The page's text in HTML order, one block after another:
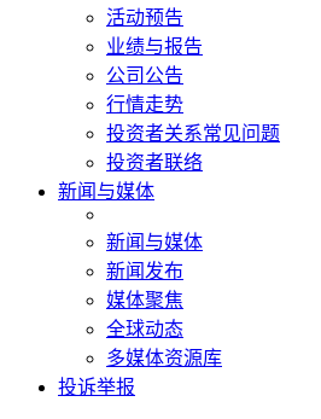
活动预告
业绩与报告
公司公告
行情走势
投资者关系常见问题
投资者联络
新闻与媒体
新闻与媒体
新闻发布
媒体聚焦
全球动态
多媒体资源库
投诉举报